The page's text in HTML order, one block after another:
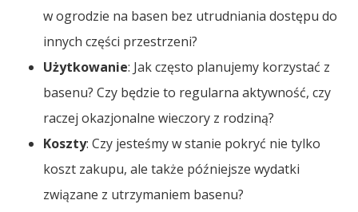
w ogrodzie na basen bez utrudniania dostępu do
innych części przestrzeni?
Użytkowanie: Jak często planujemy korzystać z
basenu? Czy będzie to regularna aktywność, czy
raczej okazjonalne wieczory z rodziną?
Koszty: Czy jesteśmy w stanie pokryć nie tylko
koszt zakupu, ale także późniejsze wydatki
związane z utrzymaniem basenu?